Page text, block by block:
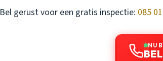
Bel gerust voor een gratis inspectie: 085
NU